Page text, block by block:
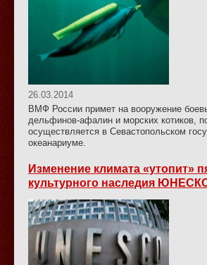
26.03.2014
ВМФ России примет на вооружение
дельфинов-афалин и морских котиков,
осуществляется в Севастопольском
океанариуме.
Изменение климата «утопит»
культурного наследия